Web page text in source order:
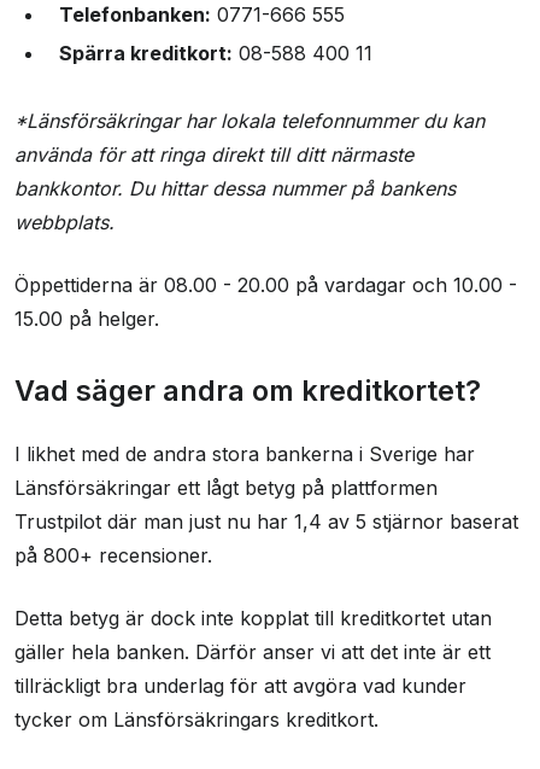
Telefonbanken: 0771-666 555
Spärra kreditkort: 08-588 400 11
*Länsförsäkringar har lokala telefonnummer du kan
använda för att ringa direkt till ditt närmaste
bankkontor. Du hittar dessa nummer på bankens
webbplats.
Öppettiderna är 08.00 - 20.00 på vardagar och 10.00 -
15.00 på helger.
Vad säger andra om kreditkortet?
I likhet med de andra stora bankerna i Sverige har
Länsförsäkringar ett lågt betyg på plattformen
Trustpilot där man just nu har 1,4 av 5 stjärnor baserat
på 800+ recensioner.
Detta betyg är dock inte kopplat till kreditkortet utan
gäller hela banken. Därför anser vi att det inte är ett
tillräckligt bra underlag för att avgöra vad kunder
tycker om Länsförsäkringars kreditkort.